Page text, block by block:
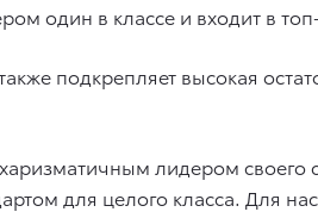
один в классе и входит в
подкрепляет высокая
лидером
для целого класса. Для